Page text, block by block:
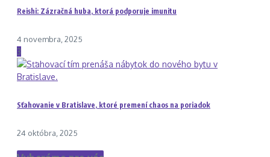
Reishi: Zázračná huba, ktorá podporuje imunitu
4 novembra, 2025
3
Sťahovanie v Bratislave, ktoré premení chaos na poriadok
24 októbra, 2025